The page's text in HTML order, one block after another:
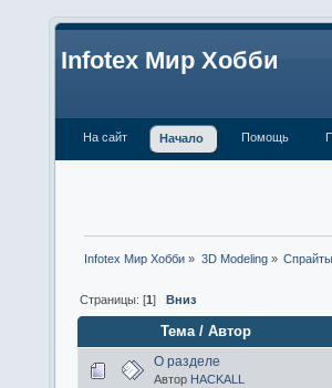
Infotex Мир Хобби
На сайт Начало Помощь
Infotex Мир Хобби » 3D Modeling» Спрайты
Страницы: [1]Вниз
Тема/Автор
О разделе
Автор HACKALL